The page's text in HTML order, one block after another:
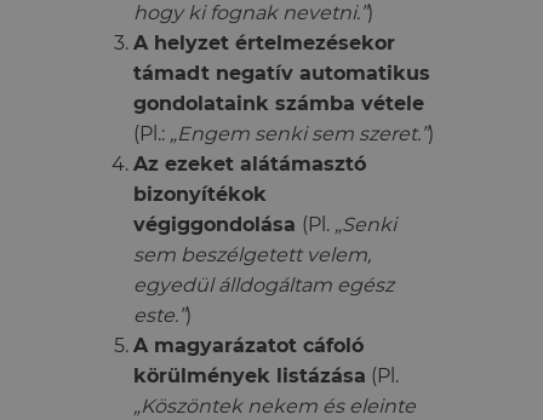
hogy ki fognak nevetni.”)
A helyzet értelmezésekor
támadt negatív automatikus
gondolataink számba vétele
(Pl.: „Engem senki sem szeret.”)
Az ezeket alátámasztó
bizonyítékok
végiggondolása (Pl. „Senki
sem beszélgetett velem,
egyedül álldogáltam egész
este.”)
A magyarázatot cáfoló
körülmények listázása (Pl.
„Köszöntek nekem és eleinte